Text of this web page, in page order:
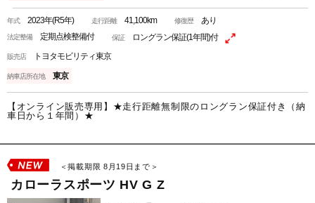
年式2023年(R5年) 走行距離41,100km 修復歴あり
法定整備定期点検整備付 保証ロングラン保証(1年間)付
販売店トヨタモビリティ東京
納車店所在地東京
【オンライン販売専用】★走行距離無制限のロングラン保証付き（納
車日から１年間）★
＜掲載期限 8月19日まで＞
カローラスポーツ HV G Z